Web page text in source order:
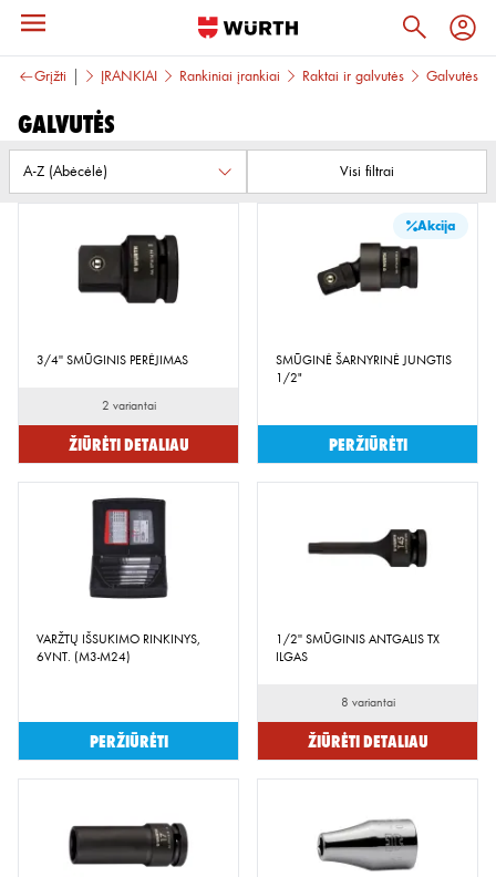
Grįžti ĮRANKIAI Rankiniai įrankiai Raktai ir galvutės Galvutės
Galvutės
Visi filtrai
3/4'' SMŪGINIS PERĖJIMAS
2 variantai
Žiūrėti detaliau
Akcija
SMŪGINĖ ŠARNYRINĖ JUNGTIS
1/2"
Peržiūrėti
VARŽTŲ IŠSUKIMO RINKINYS,
6VNT. (M3-M24)
Peržiūrėti
1/2'' SMŪGINIS ANTGALIS TX
ILGAS
8 variantai
Žiūrėti detaliau